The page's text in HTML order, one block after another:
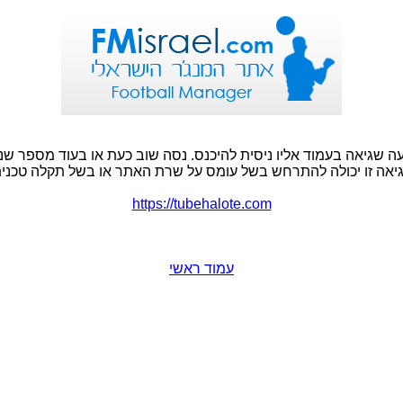
שגיאה בעמוד אליו ניסית להיכנס. נסה שוב כעת או בעוד מספר
זו יכולה להתרחש בשל עומס על שרת האתר או בשל תקלה
https://tubehalote.com
עמוד ראשי